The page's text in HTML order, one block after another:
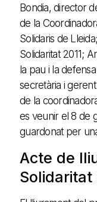
Bondia, director
de la
Solidaris de
Solidaritat 2011;
la pau i la
secretària i
de la
es veunir el 8 de
guardonat per
Acte de
Solidaritat